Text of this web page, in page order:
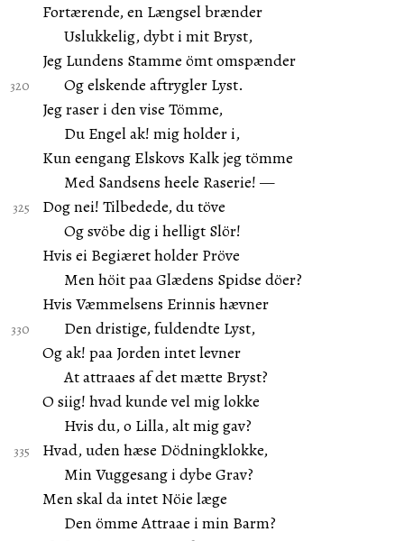
Fortærende, en Længsel brænder
Uslukkelig, dybt i mit Bryst,
Jeg Lundens Stamme ömt omspænder
Og elskende aftrygler Lyst.
Jeg raser i den vise Tömme,
Du Engel ak! mig holder i,
Kun eengang Elskovs Kalk jeg tömme
Med Sandsens heele Raserie! —
Dog nei! Tilbedede, du töve
Og svöbe dig i helligt Slör!
Hvis ei Begiæret holder Pröve
Men höit paa Glædens Spidse döer?
Hvis Væmmelsens Erinnis hævner
Den dristige, fuldendte Lyst,
Og ak! paa Jorden intet levner
At attraaes af det mætte Bryst?
O siig! hvad kunde vel mig lokke
Hvis du, o Lilla, alt mig gav?
Hvad, uden hæse Dödningklokke,
Min Vuggesang i dybe Grav?
Men skal da intet Nöie læge
Den ömme Attraae i min Barm?